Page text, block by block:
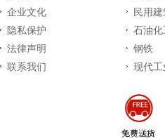
企业文化
隐私保护
法律声明
联系我们
民用建
石油化
钢铁
现代工